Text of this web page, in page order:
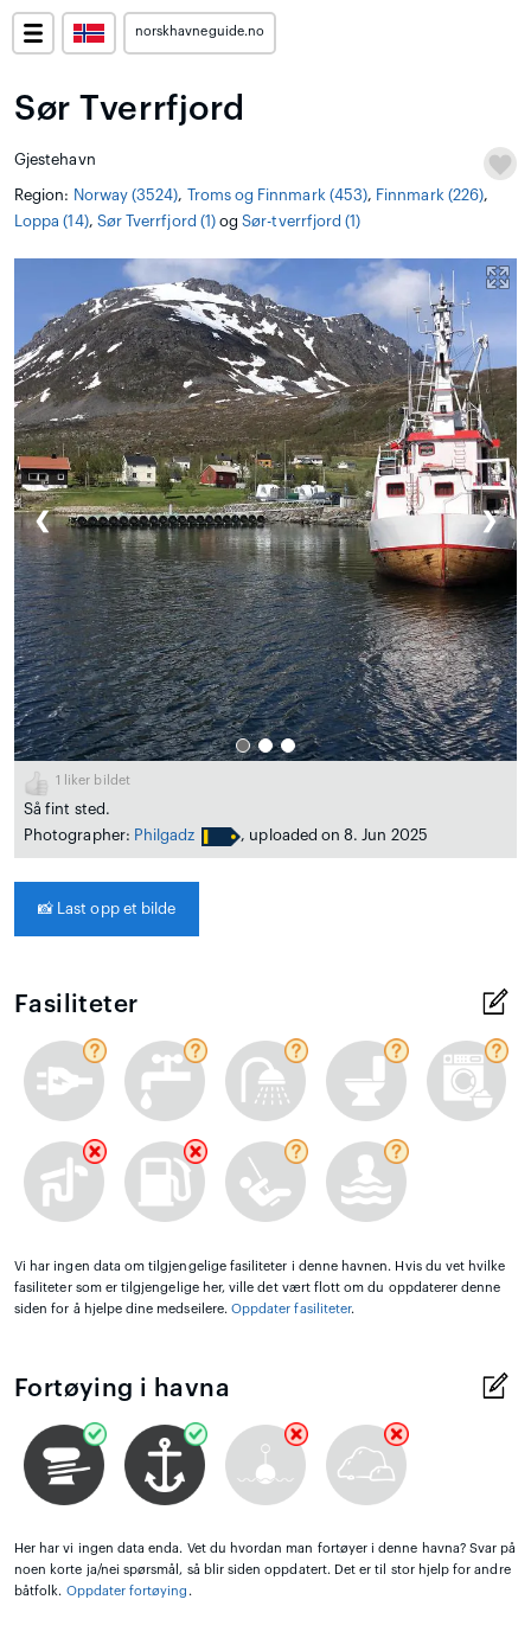
norskhavneguide.no
Sør Tverrfjord
Gjestehavn
Region: Norway (3524), Troms og Finnmark (453), Finnmark (226),
Loppa (14), Sør Tverrfjord (1)ogSør-tverrfjord (1)
❮ ❯
1 liker bildet
Så fint sted.
Photographer: Philgadz , uploaded on 8. Jun 2025
📸 Last opp et bilde
Fasiliteter
Vi har ingen data om tilgjengelige fasiliteter i denne havnen. Hvis du vet hvilke
fasiliteter som er tilgjengelige her, ville det vært flott om du oppdaterer denne
siden for å hjelpe dine medseilere. Oppdater fasiliteter.
Fortøying i havna
Her har vi ingen data enda. Vet du hvordan man fortøyer i denne havna? Svar på
noen korte ja/nei spørsmål, så blir siden oppdatert. Det er til stor hjelp for andre
båtfolk. Oppdater fortøying .